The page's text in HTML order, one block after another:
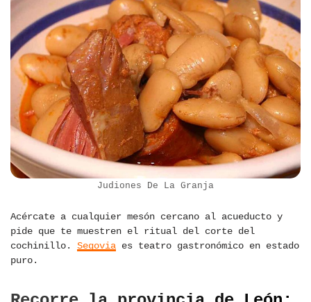
Judiones De La Granja
Acércate a cualquier mesón cercano al acueducto y
pide que te muestren el ritual del corte del
cochinillo. Segovia es teatro gastronómico en estado
puro.